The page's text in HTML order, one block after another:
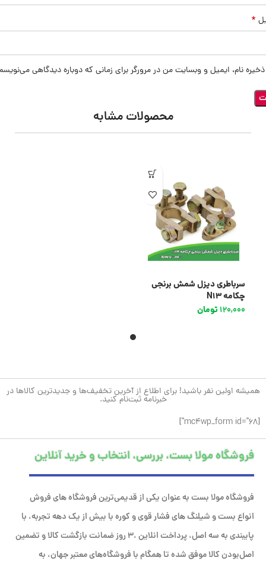
*
ذخیره نام، ایمیل و وبسایت من در مرورگر برای زمانی که دوباره دیدگاهی
محصولات مشابه
سرباطری دیزل شمش برنجی
چکامه N13
120,000تومان
همیشه اولین نفر باشید! برای اطلاع از آخرین تخفیف‌ها و جدیدترین کالاها در
خبرنامه ثبت‌نام کنید.
[mc4wp_form id="68"]
فروشگاه مولا بست، بررسی، انتخاب و خرید آنلاین
فروشگاه مولا بست به عنوان یکی از قدیمی‌ترین فروشگاه های فروش
انواع بست و شیلنگ های فشار قوی و کوره با بیش از یک دهه تجربه، با
پایبندی به سه اصل، پرداخت انلاین ،۳ روز ضمانت بازگشت کالا و تضمین
اصل‌بودن کالا موفق شده تا همگام با فروشگاه‌های معتبر جهان، به